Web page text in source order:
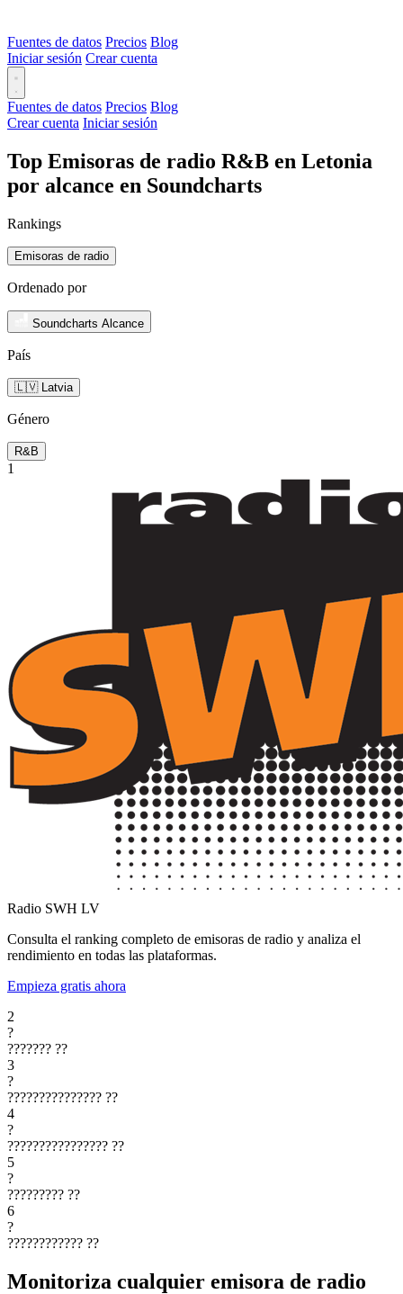
Fuentes de datos Precios Blog
Iniciar sesión Crear cuenta
Fuentes de datos Precios Blog
Crear cuenta Iniciar sesión
Top Emisoras de radio R&B en Letonia
por alcance en Soundcharts
Rankings
Emisoras de radio
Ordenado por
Soundcharts Alcance
País
🇱🇻 Latvia
Género
R&B
1
Radio SWH LV
Consulta el ranking completo de emisoras de radio y analiza el
rendimiento en todas las plataformas.
Empieza gratis ahora
2
?
??????? ??
3
?
??????????????? ??
4
?
???????????????? ??
5
?
????????? ??
6
?
???????????? ??
Monitoriza cualquier emisora de radio